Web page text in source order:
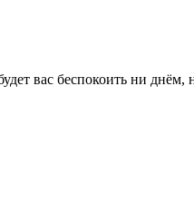
вас беспокоить ни днём,